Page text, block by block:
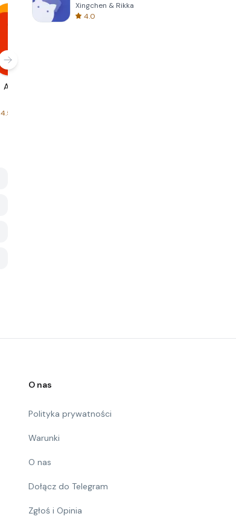
AliExpress
4.5
Xingchen & Rikka
4.0
O nas
Polityka prywatności
Warunki
O nas
Dołącz do Telegram
Zgłoś i Opinia